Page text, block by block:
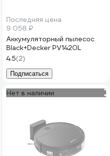
Последняя цена
9 058 ₽
Аккумуляторный пылесос
Black+Decker PV1420L
4.5(2)
Подписаться
Нет в наличии